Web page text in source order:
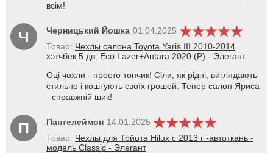
всім!
Ч Черницький Йошка 01.04.2025
Товар: Чехлы салона Toyota Yaris III 2010-2014
хэтчбек 5 дв. Eco Lazer+Antara 2020 (P) - Элегант
Оці чохли - просто топчик! Сіли, як рідні, виглядають
стильно і коштують своїх грошей. Тепер салон Яриса
- справжній шик!
П Пантелеймон 14.01.2025
Товар: Чехлы для Тойота Hilux с 2013 г -автоткань -
модель Classic - Элегант